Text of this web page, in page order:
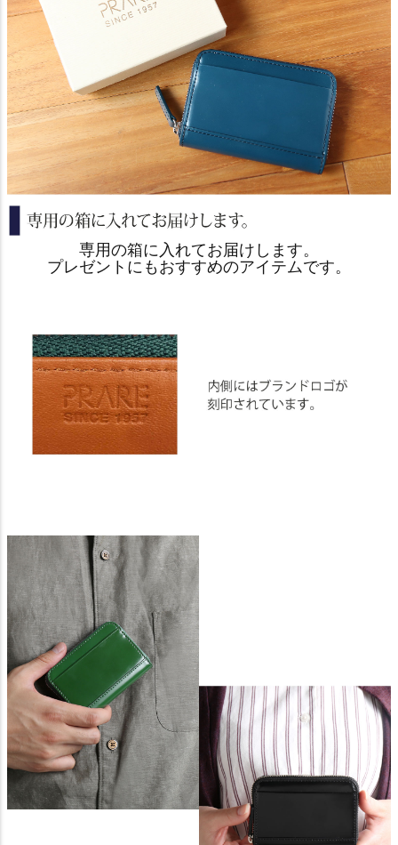
専用の箱に入れてお届けします。
プレゼントにもおすすめのアイテムです。